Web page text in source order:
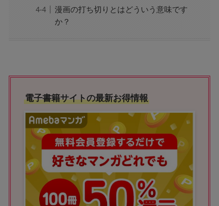
漫画の打ち切りとはどういう意味です
か？
電子書籍サイトの最新お得情報